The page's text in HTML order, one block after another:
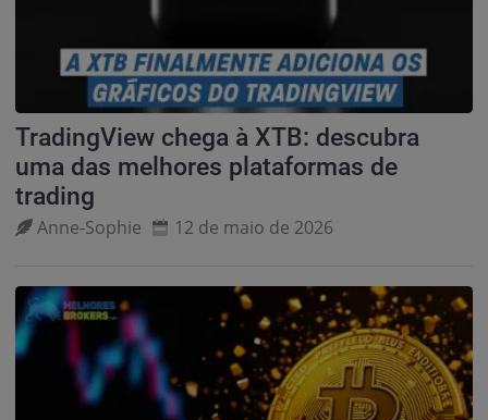
TradingView chega à XTB: descubra
uma das melhores plataformas de
trading
Anne‑Sophie 12 de maio de 2026